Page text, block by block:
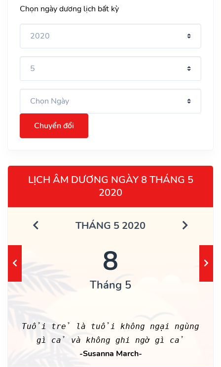
Chọn ngày dương lịch bất kỳ
Chuyển đổi
LỊCH ÂM DƯƠNG NGÀY 8 THÁNG 5
2020
THÁNG 5 2020
8
Tháng 5
Tuổi trẻ là tuổi không ngại ngùng
gì cả và không ghi ngờ gì cả
-Susanna March-